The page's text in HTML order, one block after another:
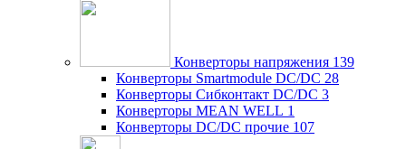
Конверторы напряжения 139
Конверторы Smartmodule DC/DC 28
Конверторы Сибконтакт DC/DC 3
Конверторы MEAN WELL 1
Конверторы DC/DC прочие 107